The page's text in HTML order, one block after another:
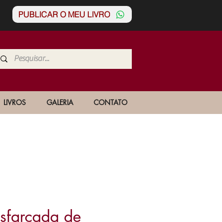
PUBLICAR O MEU LIVRO
LIVROS GALERIA CONTATO
de